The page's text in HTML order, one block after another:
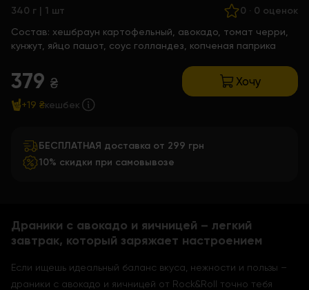
340 г | 1 шт 0 · 0 оценок
Состав: хешбраун картофельный, авокадо, томат черри,
кунжут, яйцо пашот, соус голландез, копченая паприка
379 ₴ Хочу
+19 ₴кешбек
БЕСПЛАТНАЯ доставка от 299 грн
10% скидки при самовывозе
Драники с авокадо и яичницей – легкий
завтрак, который заряжает настроением
Если ищешь идеальный баланс вкуса, нежности и пользы –
драники с авокадо и яичницей от Rock&Roll точно тебя